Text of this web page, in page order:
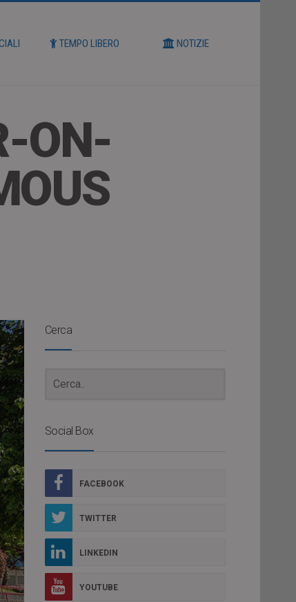
TEMPO LIBERO NOTIZIE
ON-
Cerca
Social Box
FACEBOOK
TWITTER
LINKEDIN
YOUTUBE